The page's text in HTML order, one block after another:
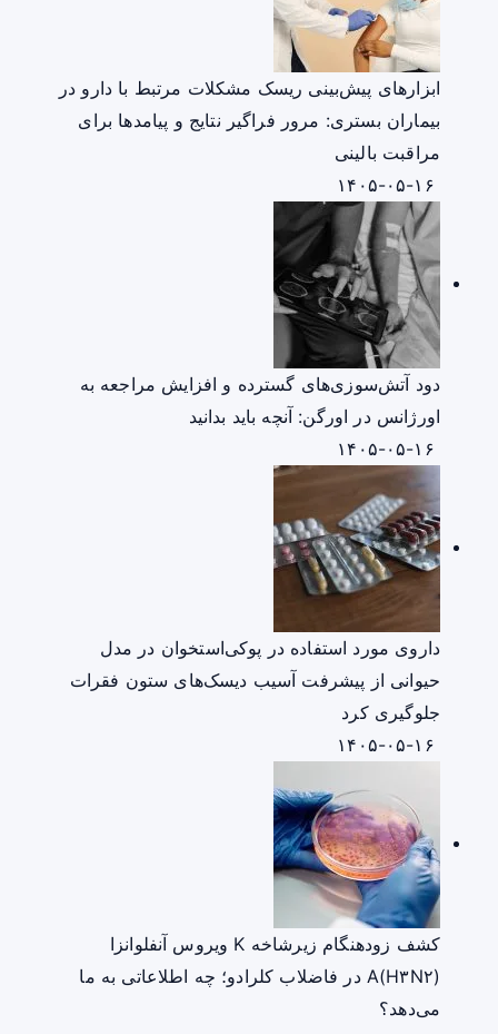
ابزارهای پیش‌بینی ریسک مشکلات مرتبط با دارو در
بیماران بستری: مرور فراگیر نتایج و پیامدها برای
مراقبت بالینی
دود آتش‌سوزی‌های گسترده و افزایش مراجعه به
اورژانس در اورگن: آنچه باید بدانید
داروی مورد استفاده در پوکی‌استخوان در مدل
حیوانی از پیشرفت آسیب دیسک‌های ستون فقرات
جلوگیری کرد
کشف زودهنگام زیرشاخه K ویروس آنفلوانزا
A(H۳N۲) در فاضلاب کلرادو؛ چه اطلاعاتی به ما
می‌دهد؟